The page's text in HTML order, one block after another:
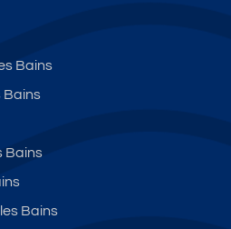
Bains
Bains
Bains
Bains